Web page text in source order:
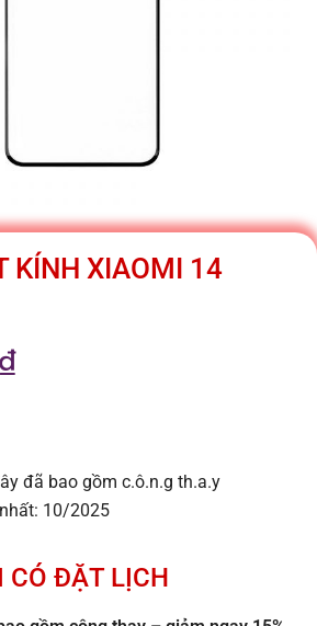
KÍNH XIAOMI 14
₫
đã bao gồm c.ô.n.g th.a.y
10/2025
CÓ ĐẶT LỊCH